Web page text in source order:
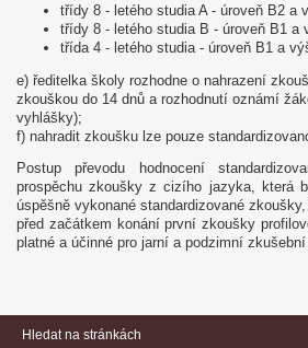
třídy 8 - letého studia A - úroveň B2 a
třídy 8 - letého studia B - úroveň B1 a
třída 4 - letého studia - úroveň B1 a
e) ředitelka školy rozhodne o nahrazení
zkouškou do 14 dnů a rozhodnutí oznámí
vyhlášky);
f) nahradit zkoušku lze pouze
Postup převodu hodnocení
prospěchu zkoušky z cizího jazyka, která
úspěšně vykonané standardizované
před začátkem konání první zkoušky
platné a účinné pro jarní a podzimní
Hledat na stránkách